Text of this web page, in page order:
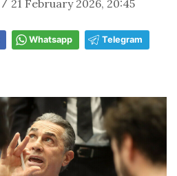
/ 21 February 2026, 20:45
Whatsapp Telegram